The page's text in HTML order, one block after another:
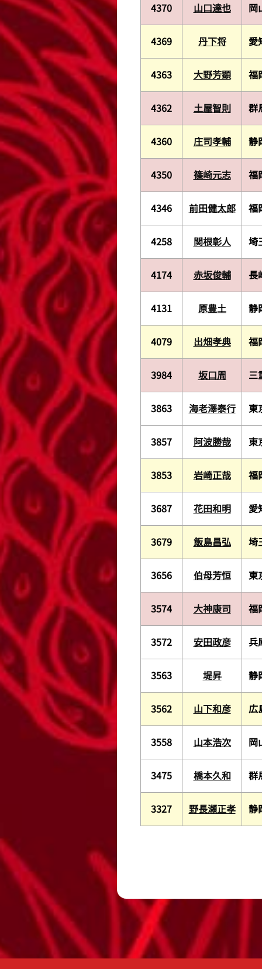
4370 山口達也 岡
4369 丹下将 愛
4363 大野芳顕 福
4362 土屋智則 群
4360 庄司孝輔 静
4350 篠崎元志 福
4346 前田健太郎 福
4258 関根彰人 埼
4174 赤坂俊輔 長
4131 原豊土 静
4079 出畑孝典 福
3984 坂口周 三
3863 海老澤泰行 東
3857 阿波勝哉 東
3853 岩崎正哉 福
3687 花田和明 愛
3679 飯島昌弘 埼
3656 伯母芳恒 東
3574 大神康司 福
3572 安田政彦 兵
3563 堤昇 静
3562 山下和彦 広
3558 山本浩次 岡
3475 橋本久和 群
3327 野長瀬正孝 静